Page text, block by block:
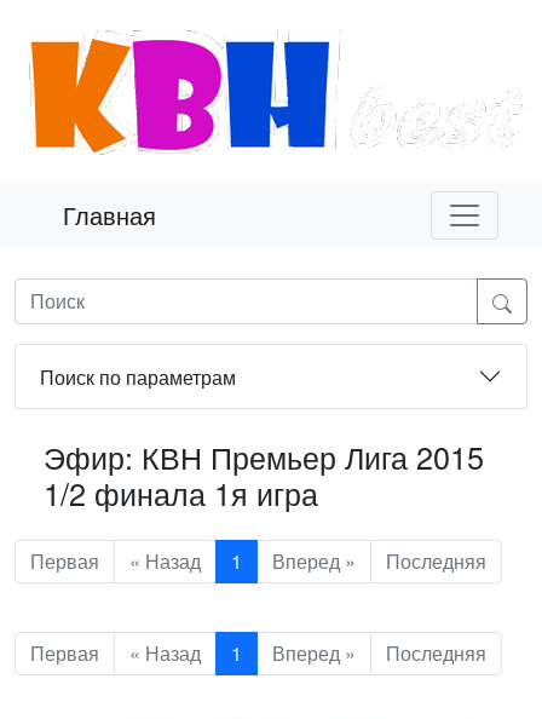
Главная
Поиск по параметрам
Эфир: КВН Премьер Лига 2015
1/2 финала 1я игра
Первая « Назад 1 Вперед » Последняя
Первая « Назад 1 Вперед » Последняя